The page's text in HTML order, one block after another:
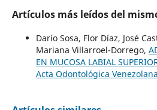
Artículos más leídos del
Darío Sosa, Flor Díaz, José
Mariana Villarroel-Dorrego,
EN MUCOSA LABIAL
Acta Odontológica